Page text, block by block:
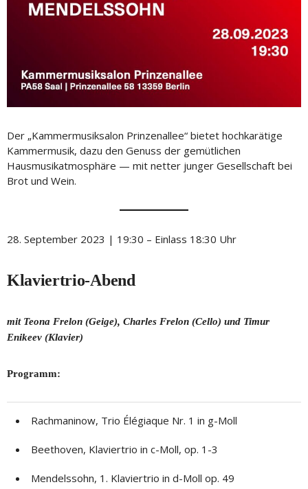
Der „Kammermusiksalon Prinzenallee“ bietet hochkarätige
Kammermusik, dazu den Genuss der gemütlichen
Hausmusikatmosphäre — mit netter junger Gesellschaft bei
Brot und Wein.
28. September 2023 | 19:30 – Einlass 18:30 Uhr
Klaviertrio-Abend
mit Teona Frelon (Geige), Charles Frelon (Cello) und Timur
Enikeev (Klavier)
Programm:
Rachmaninow, Trio Élégiaque Nr. 1 in g-Moll
Beethoven, Klaviertrio in c-Moll, op. 1-3
Mendelssohn, 1. Klaviertrio in d-Moll op. 49